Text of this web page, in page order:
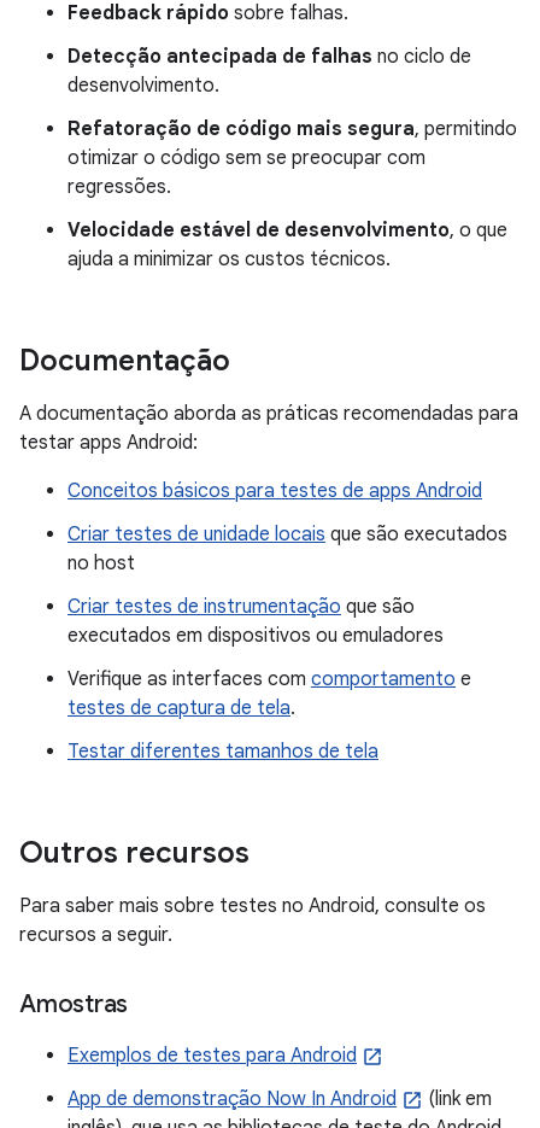
Feedback rápido sobre falhas.
Detecção antecipada de falhas no ciclo de
desenvolvimento.
Refatoração de código mais segura, permitindo
otimizar o código sem se preocupar com
regressões.
Velocidade estável de desenvolvimento, o que
ajuda a minimizar os custos técnicos.
Documentação
A documentação aborda as práticas recomendadas para
testar apps Android:
Conceitos básicos para testes de apps Android
Criar testes de unidade locais que são executados
no host
Criar testes de instrumentação que são
executados em dispositivos ou emuladores
Verifique as interfaces com comportamento e
testes de captura de tela.
Testar diferentes tamanhos de tela
Outros recursos
Para saber mais sobre testes no Android, consulte os
recursos a seguir.
Amostras
Exemplos de testes para Android
App de demonstração Now In Android
(link em